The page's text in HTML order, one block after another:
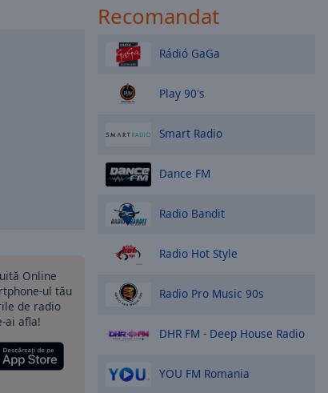
Online
ul tău
de radio
ai afla!
Recomandat
Rádió GaGa
Play 90's
Smart Radio
Dance FM
Radio Bandit
Radio Hot Style
Radio Pro Music 90s
DHR FM - Deep House Radio
YOU FM Romania